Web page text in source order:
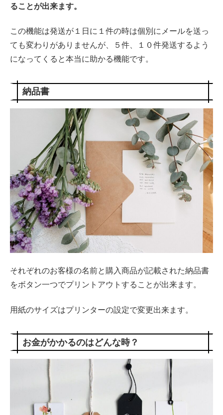
ることが出来ます。
この機能は発送が１日に１件の時は個別にメールを送っ
ても変わりがありませんが、５件、１０件発送するよう
になってくると本当に助かる機能です。
納品書
それぞれのお客様の名前と購入商品が記載された納品書
をボタン一つでプリントアウトすることが出来ます。
用紙のサイズはプリンターの設定で変更出来ます。
お金がかかるのはどんな時？